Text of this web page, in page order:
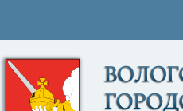
Контакты